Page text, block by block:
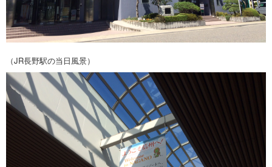
（JR長野駅の当日風景）